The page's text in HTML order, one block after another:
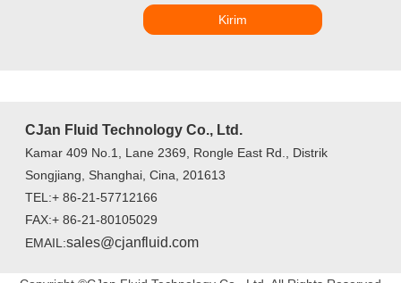
Kirim
CJan Fluid Technology Co., Ltd.
Kamar 409 No.1, Lane 2369, Rongle East Rd., Distrik
Songjiang, Shanghai, Cina, 201613
TEL:+ 86-21-57712166
FAX:+ 86-21-80105029
EMAIL:sales@cjanfluid.com